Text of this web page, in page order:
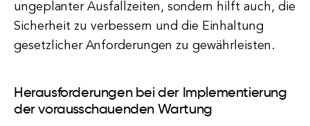
ungeplanter Ausfallzeiten, sondern hilft auch, die
Sicherheit zu verbessern und die Einhaltung
gesetzlicher Anforderungen zu gewährleisten.
Herausforderungen bei der Implementierung
der vorausschauenden Wartung